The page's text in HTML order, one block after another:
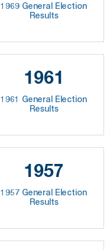
1969 General Election
Results
1961
1961 General Election
Results
1957
1957 General Election
Results